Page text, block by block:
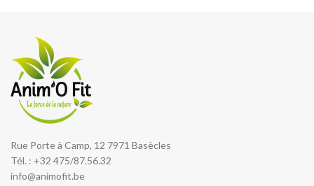
Rue Porte à Camp, 12 7971 Basècles
Tél. : +32 475/87.56.32
info@animofit.be